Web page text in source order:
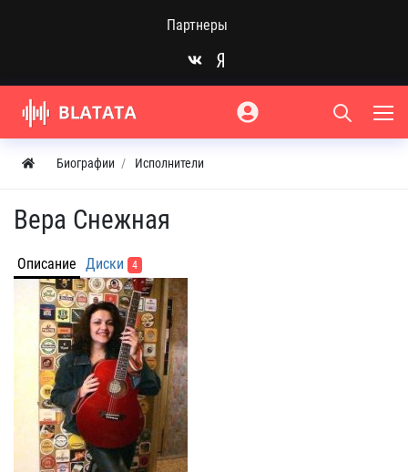
Партнеры
Биографии Исполнители
Вера Снежная
Описание Диски 4